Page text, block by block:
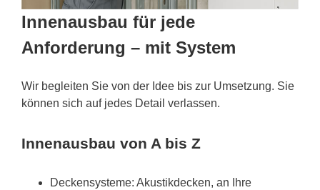
Innenausbau für jede
Anforderung – mit System
Wir begleiten Sie von der Idee bis zur Umsetzung. Sie
können sich auf jedes Detail verlassen.
Innenausbau von A bis Z
Deckensysteme: Akustikdecken, an Ihre